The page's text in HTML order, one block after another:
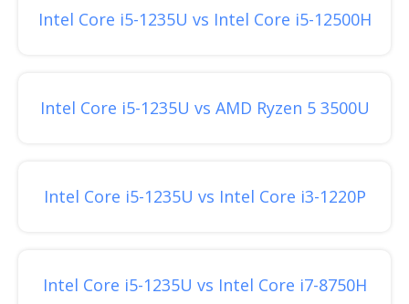
Intel Core i5-1235U vs Intel Core i5-12500H
Intel Core i5-1235U vs AMD Ryzen 5 3500U
Intel Core i5-1235U vs Intel Core i3-1220P
Intel Core i5-1235U vs Intel Core i7-8750H